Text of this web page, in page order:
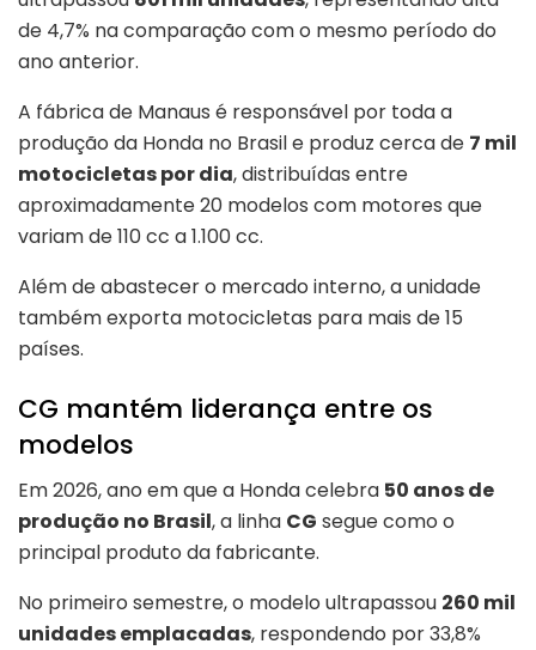
de 4,7% na comparação com o mesmo período do
ano anterior.
A fábrica de Manaus é responsável por toda a
produção da Honda no Brasil e produz cerca de 7 mil
motocicletas por dia, distribuídas entre
aproximadamente 20 modelos com motores que
variam de 110 cc a 1.100 cc.
Além de abastecer o mercado interno, a unidade
também exporta motocicletas para mais de 15
países.
CG mantém liderança entre os
modelos
Em 2026, ano em que a Honda celebra 50 anos de
produção no Brasil, a linha CG segue como o
principal produto da fabricante.
No primeiro semestre, o modelo ultrapassou 260 mil
unidades emplacadas, respondendo por 33,8%